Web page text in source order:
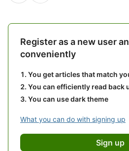
Register as a new user
conveniently
You get articles that match
You can efficiently read back
You can use dark theme
What you can do with signing up
Sign up